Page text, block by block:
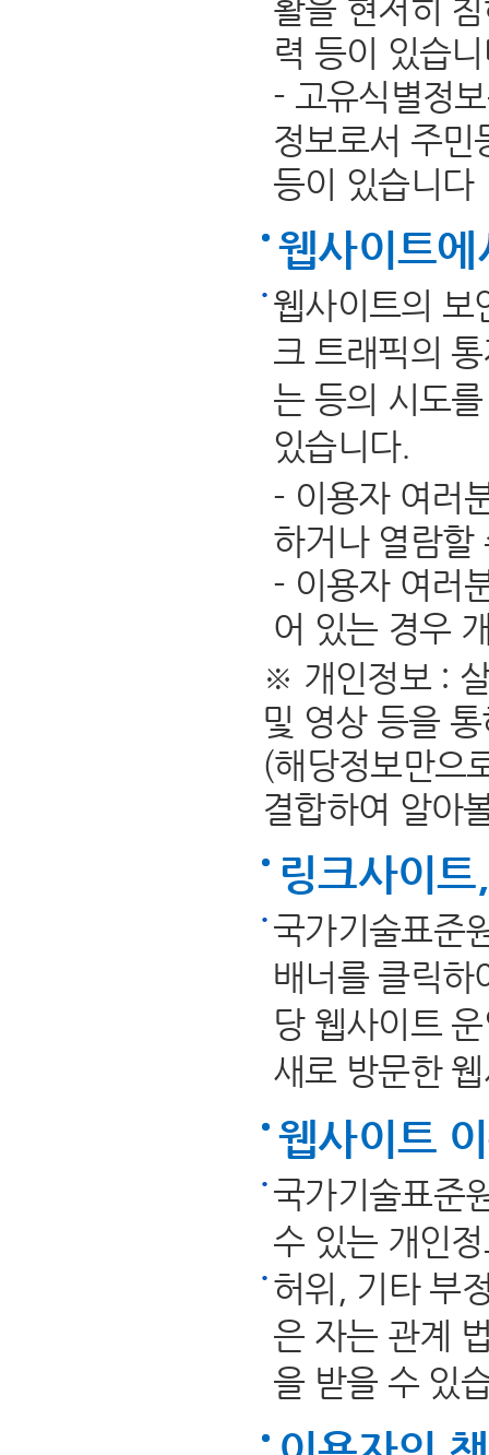
활을 현저히
력 등이 있습
- 고유식별정
정보로서 주민
등이 있습니다
웹사이트
웹사이트의 보
크 트래픽의
는 등의 시도
있습니다.
- 이용자 여러
하거나 열람할
- 이용자 여러
어 있는 경우
※ 개인정보 :
및 영상 등을
(해당정보만으
결합하여 알아
링크사이
국가기술표준
배너를 클릭하
당 웹사이트
새로 방문한
웹사이트
국가기술표준
수 있는 개인
허위, 기타 부
은 자는 관계
을 받을 수 있